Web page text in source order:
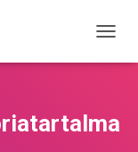
O
E